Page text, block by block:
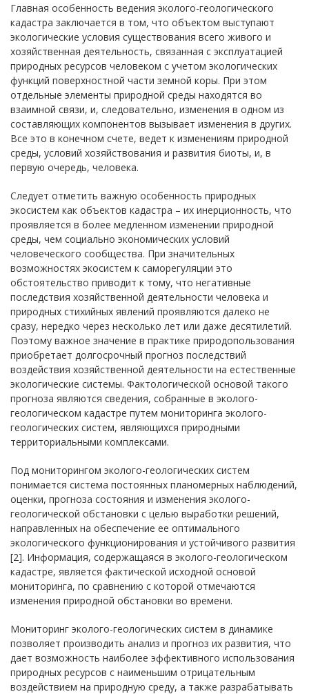
Главная особенность ведения эколого-геологического
кадастра заключается в том, что объектом выступают
экологические условия существования всего живого и
хозяйственная деятельность, связанная с эксплуатацией
природных ресурсов человеком с учетом экологических
функций поверхностной части земной коры. При этом
отдельные элементы природной среды находятся во
взаимной связи, и, следовательно, изменения в одном из
составляющих компонентов вызывает изменения в других.
Все это в конечном счете, ведет к изменениям природной
среды, условий хозяйствования и развития биоты, и, в
первую очередь, человека.
Следует отметить важную особенность природных
экосистем как объектов кадастра – их инерционность, что
проявляется в более медленном изменении природной
среды, чем социально экономических условий
человеческого сообщества. При значительных
возможностях экосистем к саморегуляции это
обстоятельство приводит к тому, что негативные
последствия хозяйственной деятельности человека и
природных стихийных явлений проявляются далеко не
сразу, нередко через несколько лет или даже десятилетий.
Поэтому важное значение в практике природопользования
приобретает долгосрочный прогноз последствий
воздействия хозяйственной деятельности на естественные
экологические системы. Фактологической основой такого
прогноза являются сведения, собранные в эколого-
геологическом кадастре путем мониторинга эколого-
геологических систем, являющихся природными
территориальными комплексами.
Под мониторингом эколого-геологических систем
понимается система постоянных планомерных наблюдений,
оценки, прогноза состояния и изменения эколого-
геологической обстановки с целью выработки решений,
направленных на обеспечение ее оптимального
экологического функционирования и устойчивого развития
[2]. Информация, содержащаяся в эколого-геологическом
кадастре, является фактической исходной основой
мониторинга, по сравнению с которой отмечаются
изменения природной обстановки во времени.
Мониторинг эколого-геологических систем в динамике
позволяет производить анализ и прогноз их развития, что
дает возможность наиболее эффективного использования
природных ресурсов с наименьшим отрицательным
воздействием на природную среду, а также разрабатывать